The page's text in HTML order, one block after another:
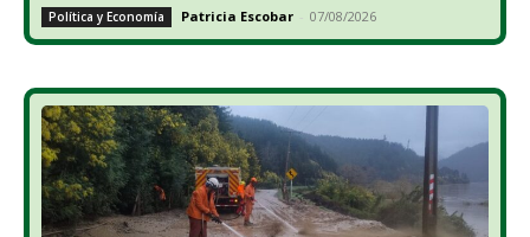
Política y Economía Patricia Escobar - 07/08/2026